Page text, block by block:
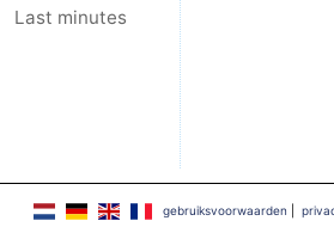
Last minutes
gebruiksvoorwaarden |